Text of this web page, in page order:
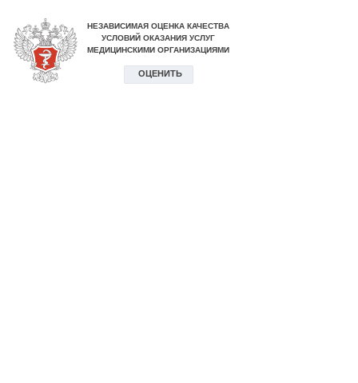
НЕЗАВИСИМАЯ ОЦЕНКА КАЧЕСТВА
УСЛОВИЙ ОКАЗАНИЯ УСЛУГ
МЕДИЦИНСКИМИ ОРГАНИЗАЦИЯМИ
ОЦЕНИТЬ